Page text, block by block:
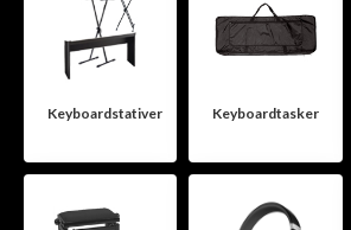
Keyboardstativer Keyboardtasker